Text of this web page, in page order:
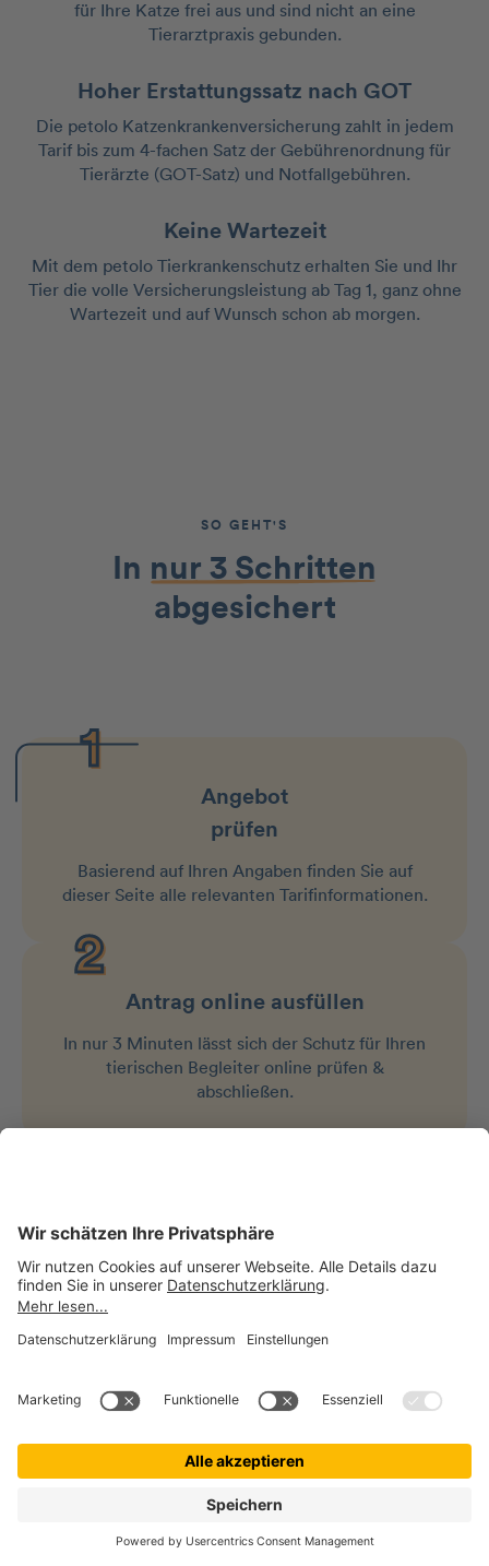
für Ihre Katze frei aus und sind nicht an eine
Tierarztpraxis gebunden.
Hoher Erstattungssatz nach GOT
Die petolo Katzenkrankenversicherung zahlt in jedem
Tarif bis zum 4-fachen Satz der Gebührenordnung für
Tierärzte (GOT-Satz) und Notfallgebühren.
Keine Wartezeit
Mit dem petolo Tierkrankenschutz erhalten Sie und Ihr
Tier die volle Versicherungsleistung ab Tag 1, ganz ohne
Wartezeit und auf Wunsch schon ab morgen.
SO GEHT'S
In nur 3 Schritten
abgesichert
Angebot
prüfen
Basierend auf Ihren Angaben finden Sie auf
dieser Seite alle relevanten Tarifinformationen.
Antrag online ausfüllen
In nur 3 Minuten lässt sich der Schutz für Ihren
tierischen Begleiter online prüfen &
abschließen.
Ihre Katze genießt den besten Schutz für alle
Alltagsrisiken, damit Sie das Leben gemeinsam
genießen können.
Jetzt Beitrag berechnen